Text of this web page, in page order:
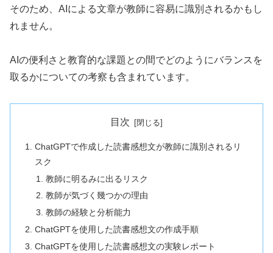
そのため、AIによる文章が教師に容易に識別されるかもし
れません。
AIの便利さと教育的な課題との間でどのようにバランスを
取るかについての考察も含まれています。
目次
ChatGPTで作成した読書感想文が教師に識別されるリ
スク
教師に明るみに出るリスク
教師が気づく幾つかの理由
教師の経験と分析能力
ChatGPTを使用した読書感想文の作成手順
ChatGPTを使用した読書感想文の実験レポート